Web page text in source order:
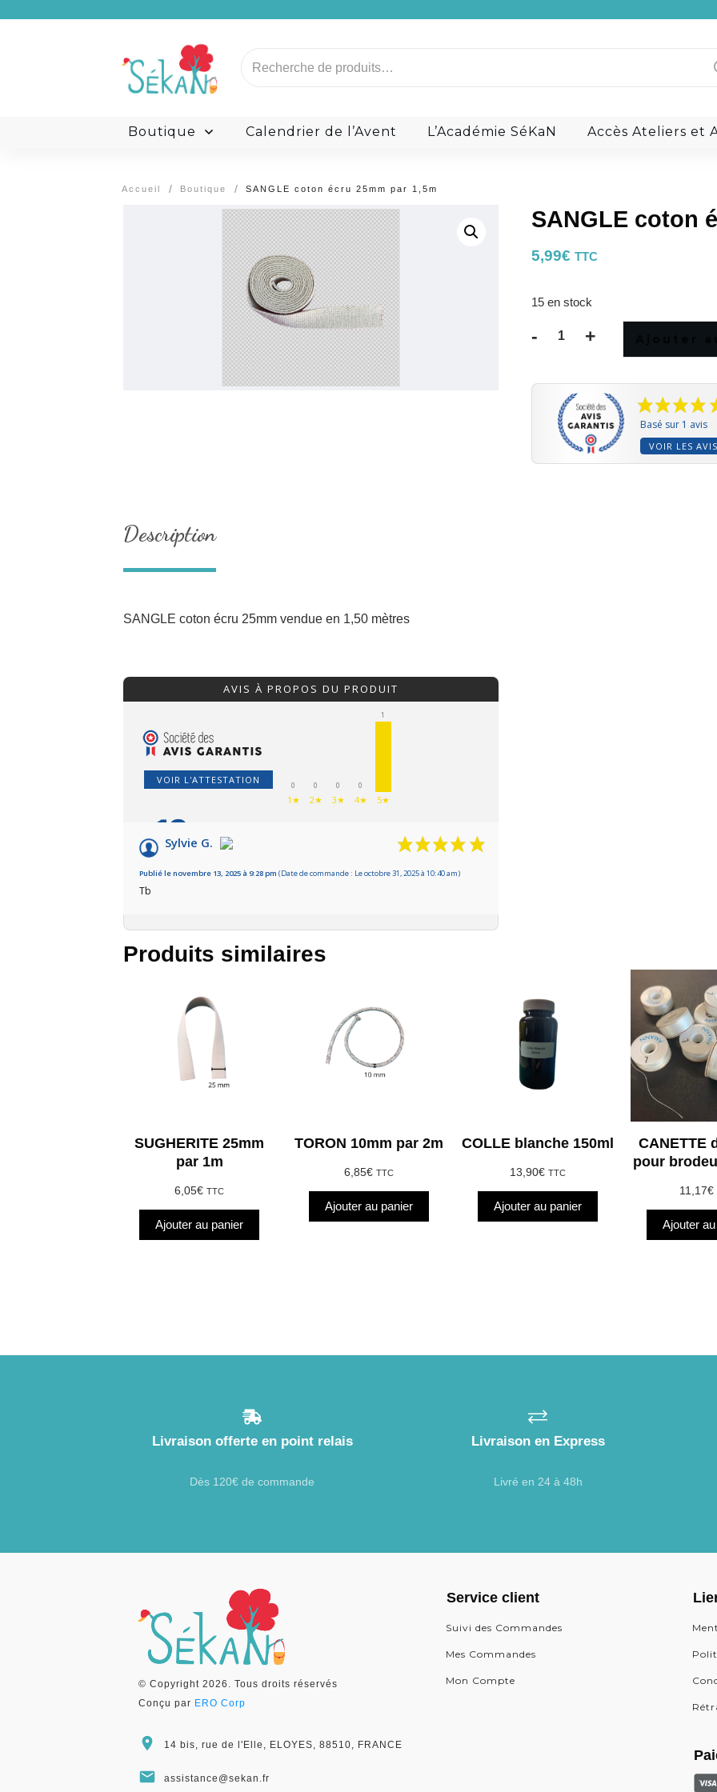
Recherche
Boutique
Raisin
Calendrier de l’Avent L’Académie SéKaN Accès Ateliers et
Accueil / Boutique / SANGLE coton écru 25mm par 1,5m
SANGLE coton
5,99€ TTC
15 en stock
-
quantité
SANGLE
coton
écru
25mm
par
+
Basé sur 1 avis
VOIR LES
Description
SANGLE coton écru 25mm vendue en 1,50 mètres
AVIS À PROPOS DU PRODUIT
VOIR L'ATTESTATION 0
1★
0
2★
0
3★
0
4★
1
5★
10/10
Basé sur 1 avis
Sylvie G.
Publié le novembre 13, 2025 à 9:28 pm (Date de commande : Le octobre 31, 2025 à 10:40 am)
Tb
Produits similaires
SUGHERITE 25mm
par 1m
6,05€ TTC
Ajouter au panier
TORON 10mm par 2m
6,85€ TTC
Ajouter au panier
COLLE blanche 150ml
13,90€ TTC
Ajouter au panier
CANETTE
pour
11,17€
Ajouter
Livraison offerte en point relais
Dès 120€ de commande
Livraison en Express
Livré en 24 à 48h
© Copyright 2026 . Tous droits réservés
Conçu par ERO Corp
14 bis, rue de l'Elle, ELOYES, 88510, FRANCE
assistance@sekan.fr
Service client
Suivi des Commandes
Mes Commandes
Mon Compte